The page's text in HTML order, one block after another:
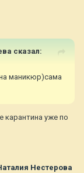
сказал:
маникюр)сама
карантина уже по
Нестерова